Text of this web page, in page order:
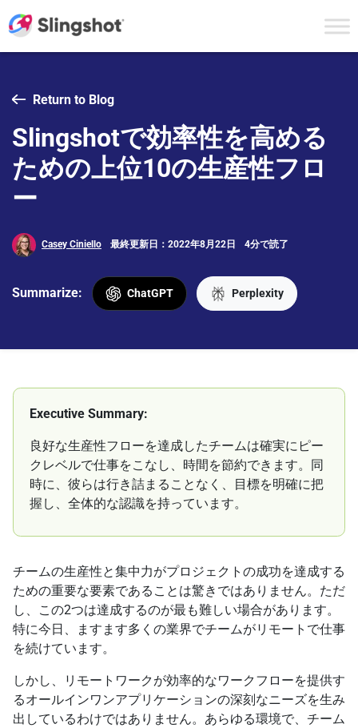
Return to Blog
Slingshotで効率性を高める
ための上位10の生産性フロ
ー
Casey Ciniello 最終更新日：2022年8月22日 4分で読了
Summarize: ChatGPT Perplexity
Executive Summary:
良好な生産性フローを達成したチームは確実にピー
クレベルで仕事をこなし、時間を節約できます。同
時に、彼らは行き詰まることなく、目標を明確に把
握し、全体的な認識を持っています。
チームの生産性と集中力がプロジェクトの成功を達成する
ための重要な要素であることは驚きではありません。ただ
し、この2つは達成するのが最も難しい場合があります。
特に今日、ますます多くの業界でチームがリモートで仕事
を続けています。
しかし、リモートワークが効率的なワークフローを提供す
るオールインワンアプリケーションの深刻なニーズを生み
出しているわけではありません。あらゆる環境で、チーム